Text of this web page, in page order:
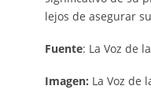
lejos de asegurar
Fuente: La Voz de
Imagen: La Voz de